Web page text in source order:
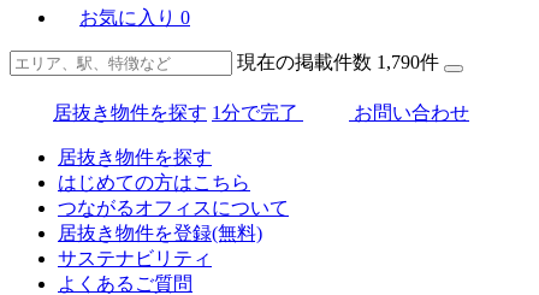
お気に入り 0
現在の掲載件数 1,790件
居抜き物件を探す 1分で完了 お問い合わせ
居抜き物件を探す
はじめての方はこちら
つながるオフィスについて
居抜き物件を登録(無料)
サステナビリティ
よくあるご質問